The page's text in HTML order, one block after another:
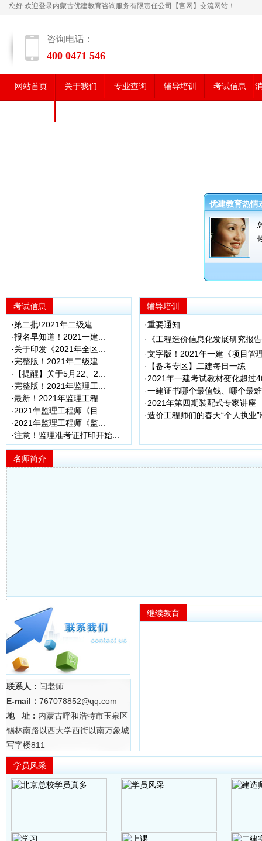
您好 欢迎登录内蒙古优建教育咨询服务有限责任公司【官网】交流网站！
咨询电话：
400 0471 546
网站首页 关于我们 专业查询 辅导培训 考试信息
考试信息
·第二批!2021年二级建...
·报名早知道！2021一建...
·关于印发《2021年全区...
·完整版！2021年二级建...
·【提醒】关于5月22、2...
·完整版！2021年监理工...
·最新！2021年监理工程...
·2021年监理工程师《目...
·2021年监理工程师《监...
·注意！监理准考证打印开始...
辅导培训
·重要通知
·《工程造价信息化发展研究报
·文字版！2021年一建《项目管
·【备考专区】二建每日一练
·2021年一建考试教材变化超过
·一建证书哪个最值钱、哪个最
·2021年第四期装配式专家讲座
·造价工程师们的春天“个人执业
名师简介
联系人： 闫老师
E-mail： 767078852@qq.com
地 址： 内蒙古呼和浩特市玉泉区
锡林南路以西大学西街以南万象城
写字楼811
继续教育
学员风采
优建教育热情